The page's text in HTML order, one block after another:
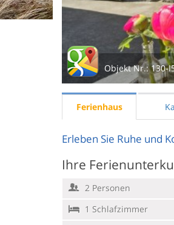
Objekt Nr.:130-
Ferienhaus
Erleben Sie Ruhe und
Ihre
2 Personen
1 Schlafzimmer